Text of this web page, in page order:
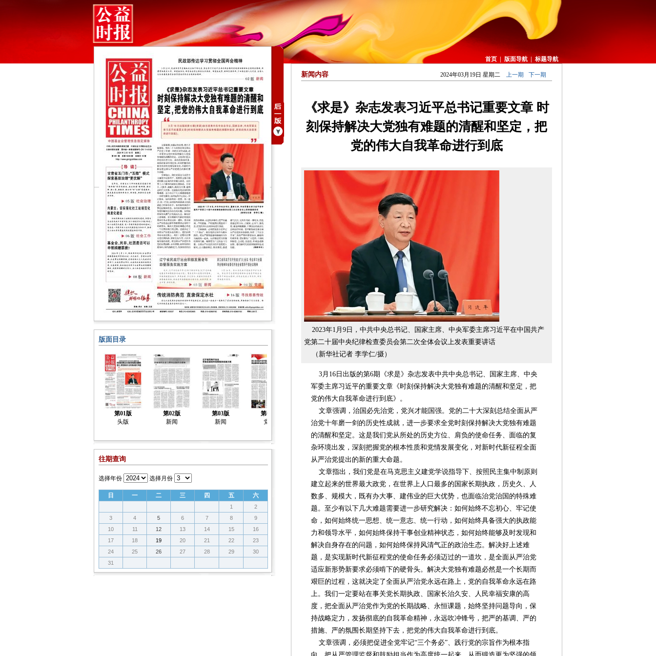
首页 版面导航 标题导航
版面目录
第01版
头版
第02版
新闻
第03版
新闻
第04版
党建
第05版
社会治理
第06版
社会工作
第07版
社会工作
第08版
新闻
第09版
新闻
往期查询
选择年份 选择月份
日 一 二 三 四 五 六
1
2
3
4 5 6 7 8
9
10
11 12 13 14 15
16
17
18 19 20 21 22
23
24
25 26 27 28 29
30
31
新闻内容 2024年03月19日 星期二 上一期 下一期
《求是》杂志发表习近平总书记重要文章 时
刻保持解决大党独有难题的清醒和坚定，把
党的伟大自我革命进行到底
2023年1月9日，中共中央总书记、国家主席、中央军委主席习近平在中国共产
党第二十届中央纪律检查委员会第二次全体会议上发表重要讲话
（新华社记者 李学仁/摄）
3月16日出版的第6期《求是》杂志发表中共中央总书记、国家主席、中央
军委主席习近平的重要文章《时刻保持解决大党独有难题的清醒和坚定，把
党的伟大自我革命进行到底》。
文章强调，治国必先治党，党兴才能国强。党的二十大深刻总结全面从严
治党十年磨一剑的历史性成就，进一步要求全党时刻保持解决大党独有难题
的清醒和坚定。这是我们党从所处的历史方位、肩负的使命任务、面临的复
杂环境出发，深刻把握党的根本性质和党情发展变化，对新时代新征程全面
从严治党提出的新的重大命题。
文章指出，我们党是在马克思主义建党学说指导下、按照民主集中制原则
建立起来的世界最大政党，在世界上人口最多的国家长期执政，历史久、人
数多、规模大，既有办大事、建伟业的巨大优势，也面临治党治国的特殊难
题。至少有以下几大难题需要进一步研究解决：如何始终不忘初心、牢记使
命，如何始终统一思想、统一意志、统一行动，如何始终具备强大的执政能
力和领导水平，如何始终保持干事创业精神状态，如何始终能够及时发现和
解决自身存在的问题，如何始终保持风清气正的政治生态。解决好上述难
题，是实现新时代新征程党的使命任务必须迈过的一道坎，是全面从严治党
适应新形势新要求必须啃下的硬骨头。解决大党独有难题必然是一个长期而
艰巨的过程，这就决定了全面从严治党永远在路上，党的自我革命永远在路
上。我们一定要站在事关党长期执政、国家长治久安、人民幸福安康的高
度，把全面从严治党作为党的长期战略、永恒课题，始终坚持问题导向，保
持战略定力，发扬彻底的自我革命精神，永远吹冲锋号，把严的基调、严的
措施、严的氛围长期坚持下去，把党的伟大自我革命进行到底。
文章强调，必须把促进全党牢记“三个务必”、践行党的宗旨作为根本指